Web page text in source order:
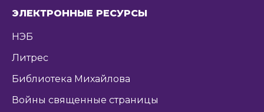
ЭЛЕКТРОННЫЕ РЕСУРСЫ
НЭБ
Литрес
Библиотека Михайлова
Войны священные страницы